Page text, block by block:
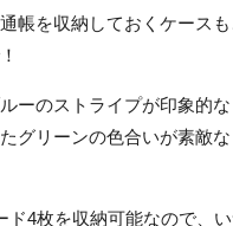
帳を収納しておくケース
ーのストライプが印象的
グリーンの色合いが素敵
ド4枚を収納可能なので、